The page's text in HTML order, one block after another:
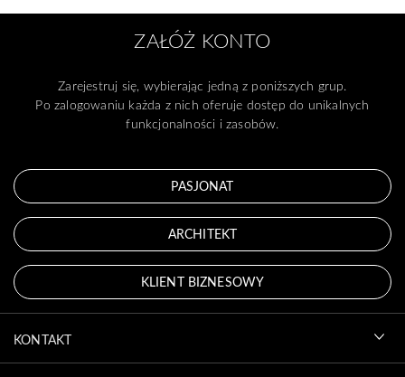
ZAŁÓŻ KONTO
Zarejestruj się, wybierając jedną z poniższych grup.
Po zalogowaniu każda z nich oferuje dostęp do unikalnych
funkcjonalności i zasobów.
PASJONAT
ARCHITEKT
KLIENT BIZNESOWY
KONTAKT